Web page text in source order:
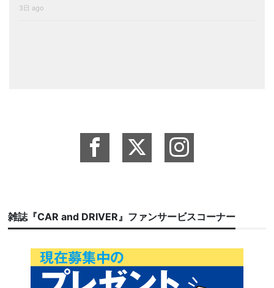
3日 ago
雑誌『CAR and DRIVER』ファンサービスコーナー